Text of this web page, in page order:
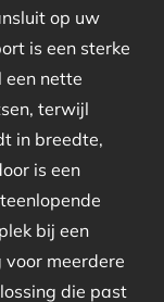
op uw
is een sterke
een nette
terwijl
in breedte,
is een
bij een
meerdere
die past